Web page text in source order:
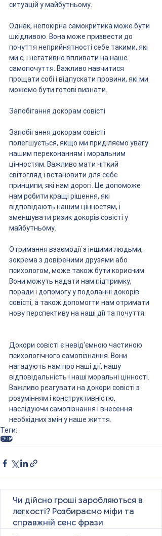
ситуацій у майбутньому.
Однак, непокірна самокритика може бути
шкідливою. Вона може призвести до
почуття неприйнятності себе такими, які
ми є, і негативно впливати на наше
самопочуття. Важливо навчитися
прощати собі і відпускати провини, які ми
можемо бути готові визнати.
Запобігання докорам совісті
Запобігання докорам совісті
полегшується, якщо ми приділяємо увагу
нашим переконанням і моральним
цінностям. Важливо мати чіткий
світогляд і встановити для себе
принципи, які нам дорогі. Це допоможе
нам робити кращі рішення, які
відповідають нашим цінностям, і
зменшувати ризик докорів совісті у
майбутньому.
Отримання взаємодії з іншими людьми,
зокрема з довіреними друзями або
психологом, може також бути корисним.
Вони можуть надати нам підтримку,
поради і допомогу у подоланні докорів
совісті, а також допомогти нам отримати
нову перспективу на наші дії та почуття.
Докори совісті є невід'ємною частиною
психологічного самопізнання. Вони
нагадують нам про наші дії, нашу
відповідальність і наші моральні цінності.
Важливо реагувати на докори совісті з
розумінням і конструктивністю,
наслідуючи самопізнання і внесення
необхідних змін у наше життя.
Теги:
👉 це
Чи дійсно гроші заробляються в
легкості? Розбираємо міфи та
справжній сенс фрази